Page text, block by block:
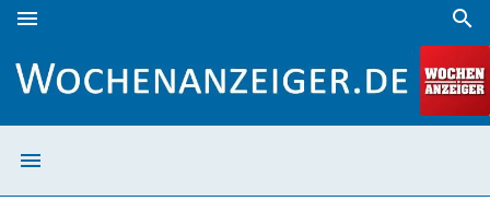
menu search
menu